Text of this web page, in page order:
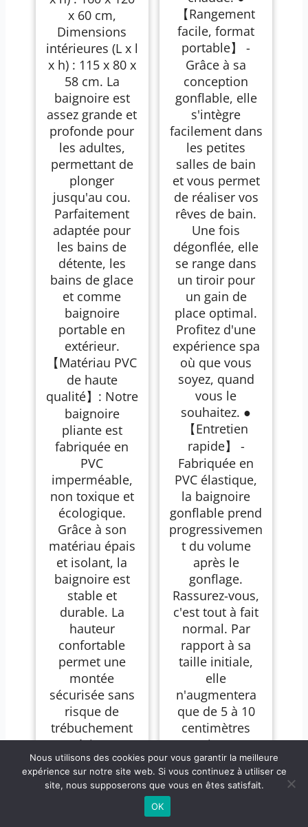
x 60 cm,
Dimensions
intérieures (L x l
x h) : 115 x 80 x
58 cm. La
baignoire est
assez grande et
profonde pour
les adultes,
permettant de
plonger
jusqu'au cou.
Parfaitement
adaptée pour
les bains de
détente, les
bains de glace
et comme
baignoire
portable en
extérieur.
【Matériau PVC
de haute
qualité】: Notre
baignoire
pliante est
fabriquée en
PVC
imperméable,
non toxique et
écologique.
Grâce à son
matériau épais
et isolant, la
baignoire est
stable et
durable. La
hauteur
confortable
permet une
montée
sécurisée sans
risque de
trébuchement
et évite un
sentiment de
confinement.
【Rangement
facile, format
portable】 -
Grâce à sa
conception
gonflable, elle
s'intègre
facilement dans
les petites
salles de bain
et vous permet
de réaliser vos
rêves de bain.
Une fois
dégonflée, elle
se range dans
un tiroir pour
un gain de
place optimal.
Profitez d'une
expérience spa
où que vous
soyez, quand
vous le
souhaitez. ●
【Entretien
rapide】 -
Fabriquée en
PVC élastique,
la baignoire
gonflable prend
progressivemen
t du volume
après le
gonflage.
Rassurez-vous,
c'est tout à fait
normal. Par
rapport à sa
taille initiale,
elle
n'augmentera
que de 5 à 10
centimètres
environ et
restera stable
par la suite.
Nous utilisons des cookies pour vous garantir la meilleure
expérience sur notre site web. Si vous continuez à utiliser ce
site, nous supposerons que vous en êtes satisfait.
OK